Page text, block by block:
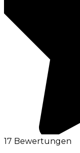
17 Bewertungen